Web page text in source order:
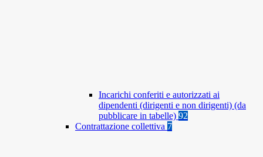
Incarichi conferiti e autorizzati ai
dipendenti (dirigenti e non dirigenti) (da
pubblicare in tabelle) 92
Contrattazione collettiva 7